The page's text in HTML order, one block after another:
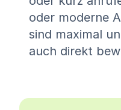
oder moderne
sind maximal
auch direkt